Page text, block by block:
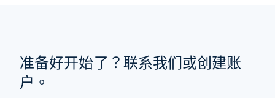
准备好开始了？联系我们或创建账
户。
挪威
English
葡萄牙